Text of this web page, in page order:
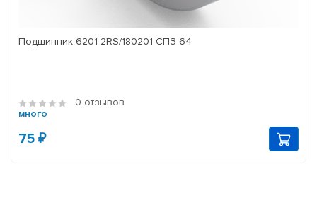
Подшипник 6201-2RS/180201 СПЗ-64
0 отзывов
много
75 ₽